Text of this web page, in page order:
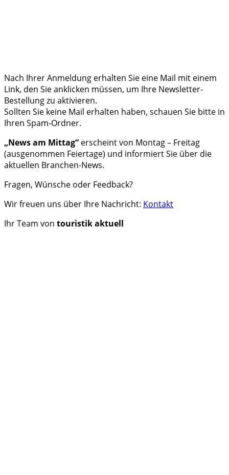
Nach Ihrer Anmeldung erhalten Sie eine Mail mit einem
Link, den Sie anklicken müssen, um Ihre Newsletter-
Bestellung zu aktivieren.
Sollten Sie keine Mail erhalten haben, schauen Sie bitte in
Ihren Spam-Ordner.
„News am Mittag“ erscheint von Montag – Freitag
(ausgenommen Feiertage) und informiert Sie über die
aktuellen Branchen-News.
Fragen, Wünsche oder Feedback?
Wir freuen uns über Ihre Nachricht: Kontakt
Ihr Team von touristik aktuell